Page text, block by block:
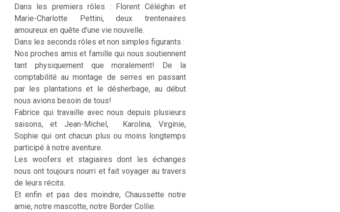
Dans les premiers rôles : Florent Céléghin et
Marie-Charlotte Pettini, deux trentenaires
amoureux en quête d’une vie nouvelle.
Dans les seconds rôles et non simples figurants :
Nos proches amis et famille qui nous soutiennent
tant physiquement que moralement! De la
comptabilité au montage de serres en passant
par les plantations et le désherbage, au début
nous avions besoin de tous!
Fabrice qui travaille avec nous depuis plusieurs
saisons, et Jean-Michel, Karolina, Virginie,
Sophie qui ont chacun plus ou moins longtemps
participé à notre aventure.
Les woofers et stagiaires dont les échanges
nous ont toujours nourri et fait voyager au travers
de leurs récits.
Et enfin et pas des moindre, Chaussette notre
amie, notre mascotte, notre Border Collie.